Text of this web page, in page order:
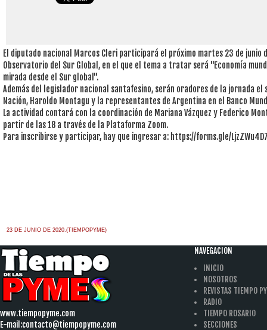
El diputado nacional Marcos Cleri participará el próximo martes 23 de junio
Observatorio del Sur Global, en el que el tema a tratar será "Economía
mirada desde el Sur global".
Además del legislador nacional santafesino, serán oradores de la jornada
Nación, Haroldo Montagu y la representantes de Argentina en el Banco
La actividad contará con la coordinación de Mariana Vázquez y Federico
partir de las 18 a través de la Plataforma Zoom.
Para inscribirse y participar, hay que ingresar a: https://forms.gle/
23 DE JUNIO DE 2020.(TIEMPOPYME)
www.tiempopyme.com
E-mail:contacto@tiempopyme.com
NAVEGACION
INICIO
NOSOTROS
REVISTAS TIEMPO
RADIO
TIEMPO ROSARIO
SECCIONES